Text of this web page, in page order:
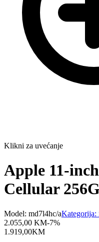
Klikni za uvećanje
Apple 11-
Cellular
Model: md7l4hc/aKategorija:
2.055,00 KM-7%
1.919,00KM